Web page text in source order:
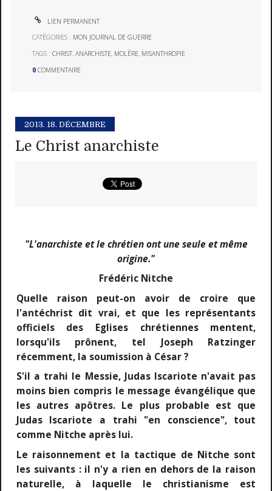
LIEN PERMANENT
CATÉGORIES : MON JOURNAL DE GUERRE
TAGS :CHRIST,ANARCHISTE, MOLÈRE, MISANTHROPIE
0 COMMENTAIRE
2013. 18. DÉCEMBRE
Le Christ anarchiste
"L'anarchiste et le chrétien ont une seule et même
origine."
Frédéric Nitche
Quelle raison peut-on avoir de croire que
l'antéchrist dit vrai, et que les représentants
officiels des Eglises chrétiennes mentent,
lorsqu'ils prônent, tel Joseph Ratzinger
récemment, la soumission à César ?
S'il a trahi le Messie, Judas Iscariote n'avait pas
moins bien compris le message évangélique que
les autres apôtres. Le plus probable est que
Judas Iscariote a trahi "en conscience", tout
comme Nitche après lui.
Le raisonnement et la tactique de Nitche sont
les suivants : il n'y a rien en dehors de la raison
naturelle, à laquelle le christianisme est